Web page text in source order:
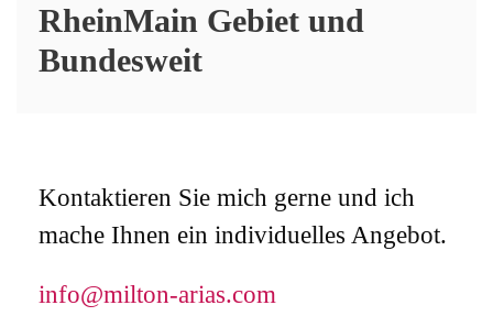
RheinMain Gebiet und
Bundesweit
Kontaktieren Sie mich gerne und ich
mache Ihnen ein individuelles Angebot.
info@milton-arias.com